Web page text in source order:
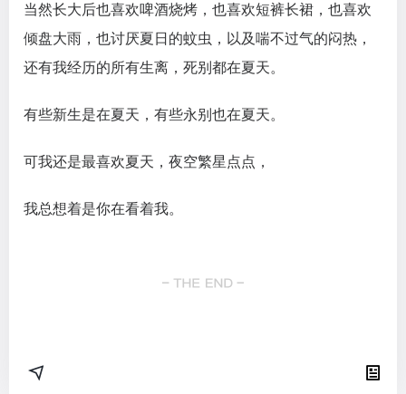
当然长大后也喜欢啤酒烧烤，也喜欢短裤长裙，也喜欢
倾盘大雨，也讨厌夏日的蚊虫，以及喘不过气的闷热，
还有我经历的所有生离，死别都在夏天。
有些新生是在夏天，有些永别也在夏天。
可我还是最喜欢夏天，夜空繁星点点，
我总想着是你在看着我。